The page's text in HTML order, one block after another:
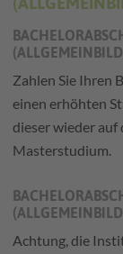
Zahlen Sie Ihren
einen erhöhten
dieser wieder auf
Masterstudium.
Achtung, die